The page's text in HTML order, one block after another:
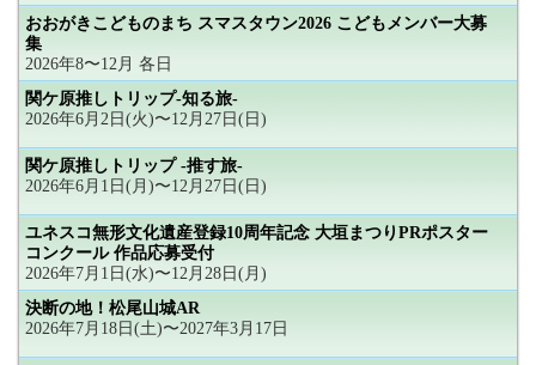
おおがきこどものまち スマスタウン2026 こどもメンバー大募
集
2026年8〜12月 各日
関ケ原推しトリップ-知る旅-
2026年6月2日(火)〜12月27日(日)
関ケ原推しトリップ -推す旅-
2026年6月1日(月)〜12月27日(日)
ユネスコ無形文化遺産登録10周年記念 大垣まつりPRポスター
コンクール 作品応募受付
2026年7月1日(水)〜12月28日(月)
決断の地！松尾山城AR
2026年7月18日(土)〜2027年3月17日